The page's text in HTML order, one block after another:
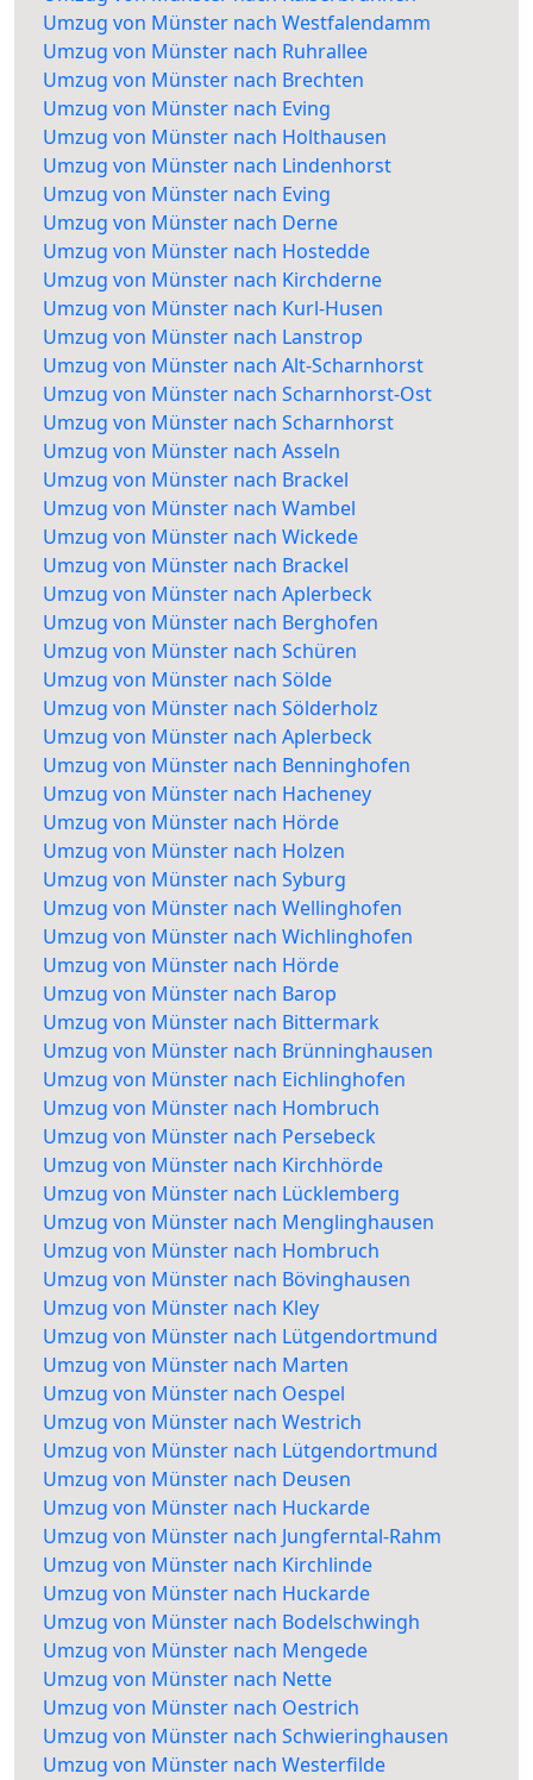
Umzug von Münster nach Westfalendamm
Umzug von Münster nach Ruhrallee
Umzug von Münster nach Brechten
Umzug von Münster nach Eving
Umzug von Münster nach Holthausen
Umzug von Münster nach Lindenhorst
Umzug von Münster nach Eving
Umzug von Münster nach Derne
Umzug von Münster nach Hostedde
Umzug von Münster nach Kirchderne
Umzug von Münster nach Kurl-Husen
Umzug von Münster nach Lanstrop
Umzug von Münster nach Alt-Scharnhorst
Umzug von Münster nach Scharnhorst-Ost
Umzug von Münster nach Scharnhorst
Umzug von Münster nach Asseln
Umzug von Münster nach Brackel
Umzug von Münster nach Wambel
Umzug von Münster nach Wickede
Umzug von Münster nach Brackel
Umzug von Münster nach Aplerbeck
Umzug von Münster nach Berghofen
Umzug von Münster nach Schüren
Umzug von Münster nach Sölde
Umzug von Münster nach Sölderholz
Umzug von Münster nach Aplerbeck
Umzug von Münster nach Benninghofen
Umzug von Münster nach Hacheney
Umzug von Münster nach Hörde
Umzug von Münster nach Holzen
Umzug von Münster nach Syburg
Umzug von Münster nach Wellinghofen
Umzug von Münster nach Wichlinghofen
Umzug von Münster nach Hörde
Umzug von Münster nach Barop
Umzug von Münster nach Bittermark
Umzug von Münster nach Brünninghausen
Umzug von Münster nach Eichlinghofen
Umzug von Münster nach Hombruch
Umzug von Münster nach Persebeck
Umzug von Münster nach Kirchhörde
Umzug von Münster nach Lücklemberg
Umzug von Münster nach Menglinghausen
Umzug von Münster nach Hombruch
Umzug von Münster nach Bövinghausen
Umzug von Münster nach Kley
Umzug von Münster nach Lütgendortmund
Umzug von Münster nach Marten
Umzug von Münster nach Oespel
Umzug von Münster nach Westrich
Umzug von Münster nach Lütgendortmund
Umzug von Münster nach Deusen
Umzug von Münster nach Huckarde
Umzug von Münster nach Jungferntal-Rahm
Umzug von Münster nach Kirchlinde
Umzug von Münster nach Huckarde
Umzug von Münster nach Bodelschwingh
Umzug von Münster nach Mengede
Umzug von Münster nach Nette
Umzug von Münster nach Oestrich
Umzug von Münster nach Schwieringhausen
Umzug von Münster nach Westerfilde